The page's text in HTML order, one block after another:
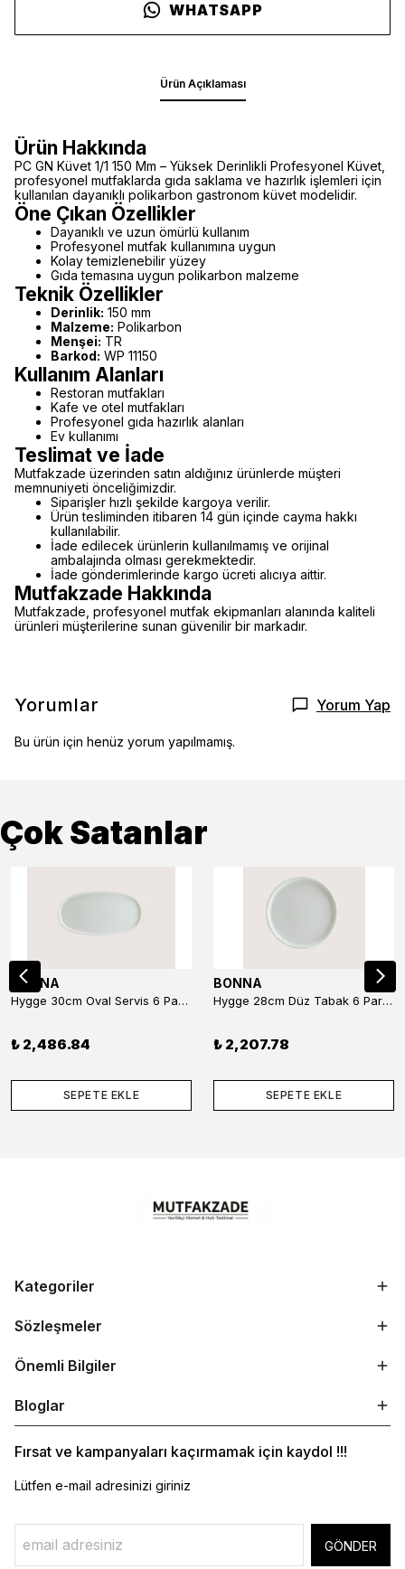
WHATSAPP
Ürün Açıklaması
Ürün Hakkında
PC GN Küvet 1/1 150 Mm – Yüksek Derinlikli Profesyonel Küvet,
profesyonel mutfaklarda gıda saklama ve hazırlık işlemleri için
kullanılan dayanıklı polikarbon gastronom küvet modelidir.
Öne Çıkan Özellikler
Dayanıklı ve uzun ömürlü kullanım
Profesyonel mutfak kullanımına uygun
Kolay temizlenebilir yüzey
Gıda temasına uygun polikarbon malzeme
Teknik Özellikler
Derinlik: 150 mm
Malzeme: Polikarbon
Menşei: TR
Barkod: WP 11150
Kullanım Alanları
Restoran mutfakları
Kafe ve otel mutfakları
Profesyonel gıda hazırlık alanları
Ev kullanımı
Teslimat ve İade
Mutfakzade üzerinden satın aldığınız ürünlerde müşteri
memnuniyeti önceliğimizdir.
Siparişler hızlı şekilde kargoya verilir.
Ürün tesliminden itibaren 14 gün içinde cayma hakkı
kullanılabilir.
İade edilecek ürünlerin kullanılmamış ve orijinal
ambalajında olması gerekmektedir.
İade gönderimlerinde kargo ücreti alıcıya aittir.
Mutfakzade Hakkında
Mutfakzade, profesyonel mutfak ekipmanları alanında kaliteli
ürünleri müşterilerine sunan güvenilir bir markadır.
Yorumlar Yorum Yap
Bu ürün için henüz yorum yapılmamış.
Çok Satanlar
BONNA
Hygge 30cm Oval Servis 6 Parça
₺ 2,486.84
SEPETE EKLE
BONNA
Hygge 28cm Düz Tabak 6 Parça
₺ 2,207.78
SEPETE EKLE
Kategoriler
Sözleşmeler
Önemli Bilgiler
Bloglar
Fırsat ve kampanyaları kaçırmamak için kaydol !!!
Lütfen e-mail adresinizi giriniz
GÖNDER